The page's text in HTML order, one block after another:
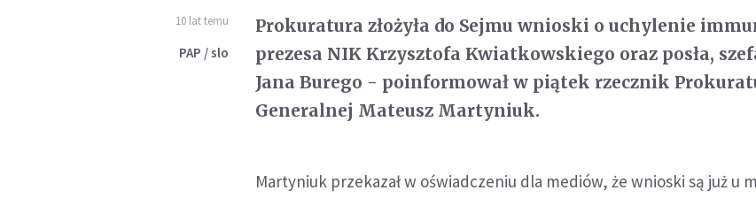
10 lat temu
PAP / slo
Prokuratura złożyła do Sejmu wnioski o uchylenie
prezesa NIK Krzysztofa Kwiatkowskiego oraz posła,
Jana Burego - poinformował w piątek rzecznik
Generalnej Mateusz Martyniuk.
Martyniuk przekazał w oświadczeniu dla mediów, że wnioski są już u